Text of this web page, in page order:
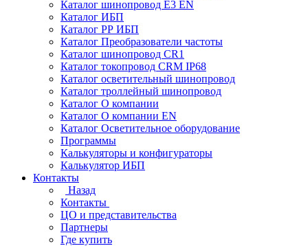
Каталог шинопровод E3 EN
Каталог ИБП
Каталог РР ИБП
Каталог Преобразователи частоты
Каталог шинопровод CR1
Каталог токопровод CRM IP68
Каталог осветительный шинопровод
Каталог троллейный шинопровод
Каталог О компании
Каталог О компании EN
Каталог Осветительное оборудование
Программы
Калькуляторы и конфигураторы
Калькулятор ИБП
Контакты
Назад
Контакты
ЦО и представительства
Партнеры
Где купить